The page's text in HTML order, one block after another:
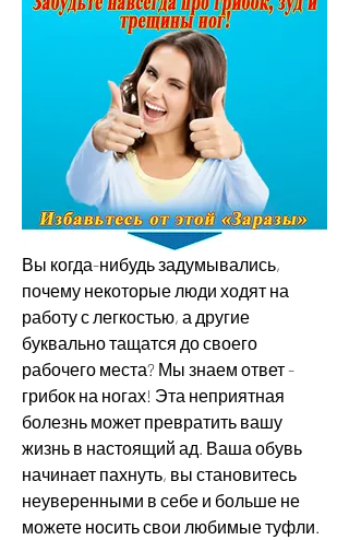
Вы когда-нибудь задумывались,
почему некоторые люди ходят на
работу с легкостью, а другие
буквально тащатся до своего
рабочего места? Мы знаем ответ -
грибок на ногах! Эта неприятная
болезнь может превратить вашу
жизнь в настоящий ад. Ваша обувь
начинает пахнуть, вы становитесь
неуверенными в себе и больше не
можете носить свои любимые туфли.